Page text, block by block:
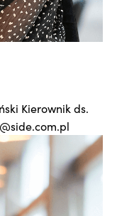
Kierownik ds.